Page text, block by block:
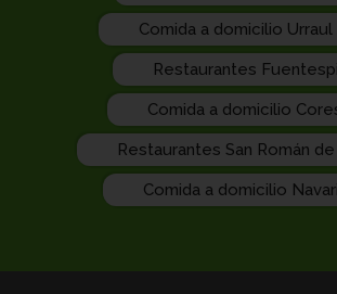
Comida a domicilio
Restaurantes
Comida a domicilio
Restaurantes San Román
Comida a domicilio